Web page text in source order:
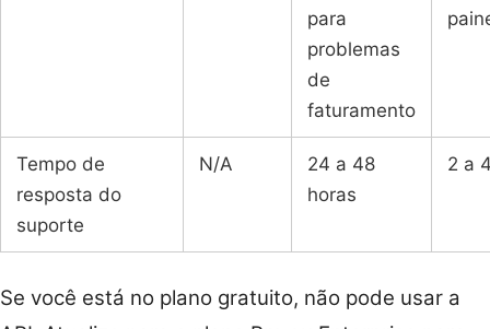
para
problemas
de
faturamento
Tempo de
resposta do
suporte
N/A
24 a 48
horas
2 a
Se você está no plano gratuito, não pode usar a